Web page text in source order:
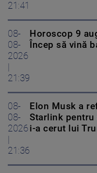
21:41
08-
08-
2026
21:39
Horoscop 9
Încep să vină
08-
08-
2026
21:36
Elon Musk a
Starlink pentru
i-a cerut lui